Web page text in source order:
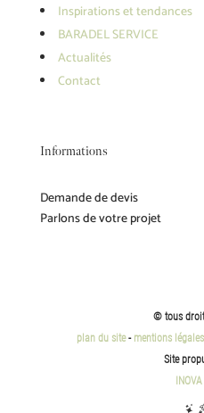
Inspirations et tendances
BARADEL SERVICE
Actualités
Contact
Informations
Demande de devis
Parlons de votre projet
© tous
plan du site- mentions légales
Site